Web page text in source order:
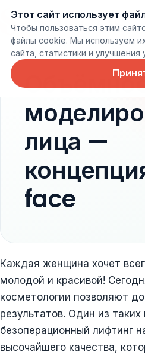
лица —
face
Каждая женщина хочет
молодой и красивой!
косметологии позволяют
результатов. Один из
безоперационный лифтинг
высочайшего качества,
Этот сайт использует
Чтобы пользоваться этим
файлы cookie. Мы используем
сайта, статистики и улучшения